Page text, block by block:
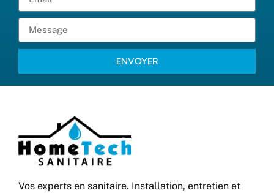
ENVOYER
Vos experts en sanitaire. Installation, entretien et